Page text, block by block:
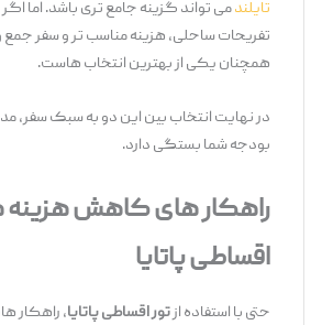
می ‌تواند گزینه جامع ‌تری باشد. اما اگر
تفریحات ساحلی، هزینه مناسب ‌تر و سفر جمع‌ و جور
همچنان یکی از بهترین انتخاب ‌هاست.
در نهایت انتخاب بین این دو به سبک سفر، مدت
بودجه شما بستگی دارد.
راهکار های کاهش هزینه‌ ها
اقساطی پاتایا
حتی با استفاده ازتور اقساطی پاتایا، راهکار هایی